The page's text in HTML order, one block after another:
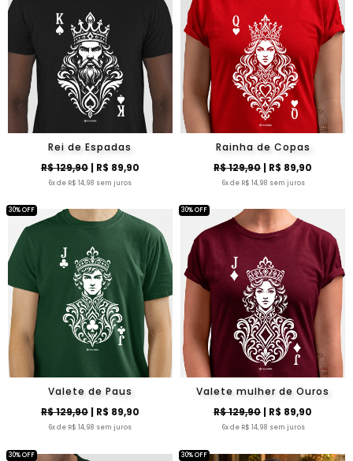
Rei de Espadas
R$ 129,90| R$ 89,90
6x de R$ 14,98 sem juros
Rainha de Copas
R$ 129,90| R$ 89,90
6x de R$ 14,98 sem juros
Valete de Paus
R$ 129,90| R$ 89,90
6x de R$ 14,98 sem juros
30% OFF
Valete mulher de Ouros
R$ 129,90| R$ 89,90
6x de R$ 14,98 sem juros
30% OFF
30% OFF 30% OFF